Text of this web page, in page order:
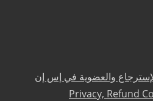
والعضوية في إس إن
Privacy, Refund